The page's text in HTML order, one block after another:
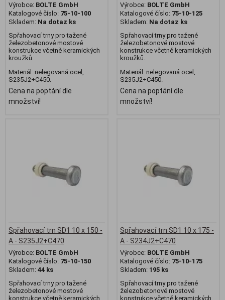
Výrobce: BOLTE GmbH
Katalogové číslo: 75-10-100
Skladem: Na dotaz ks
Spřahovací trny pro tažené
železobetonové mostové
konstrukce včetně keramických
kroužků.
Materiál: nelegovaná ocel,
S235J2+C450.
Cena na poptání dle
množství!
Výrobce: BOLTE GmbH
Katalogové číslo: 75-10-125
Skladem: Na dotaz ks
Spřahovací trny pro tažené
železobetonové mostové
konstrukce včetně keramických
kroužků.
Materiál: nelegovaná ocel,
S235J2+C450.
Cena na poptání dle
množství!
Spřahovací trn SD1 10 x 150 -
A - S235J2+C470
Výrobce: BOLTE GmbH
Katalogové číslo: 75-10-150
Skladem: 44 ks
Spřahovací trny pro tažené
železobetonové mostové
konstrukce včetně keramických
Spřahovací trn SD1 10 x 175 -
A - S234J2+C470
Výrobce: BOLTE GmbH
Katalogové číslo: 75-10-175
Skladem: 195 ks
Spřahovací trny pro tažené
železobetonové mostové
konstrukce včetně keramických